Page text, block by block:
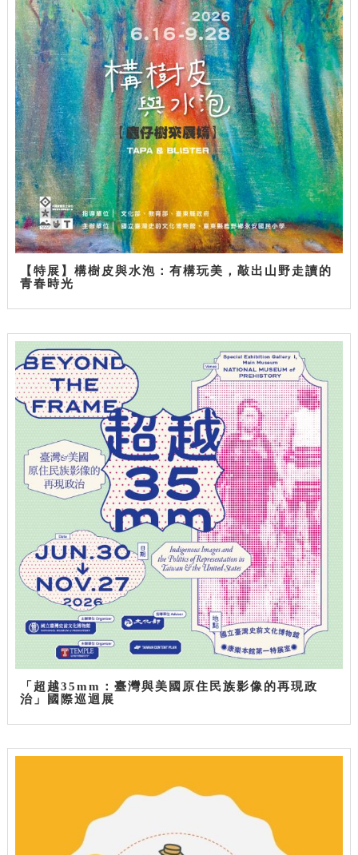
【特展】構樹皮與水泡：有構玩美，敲出山野走讀的
青春時光
「超越35mm：臺灣與美國原住民族影像的再現政
治」國際巡迴展